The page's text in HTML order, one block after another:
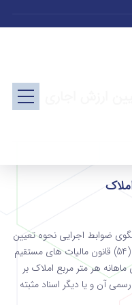
ضوابط اجرایی نحوه تعیین
ارزش اجاری املاک موضوع ماده (54) قانون مالیات های مستقیم
اجاری ماهانه هر متر مربع املاک بر
آن و یا دیگر اسناد مثبته